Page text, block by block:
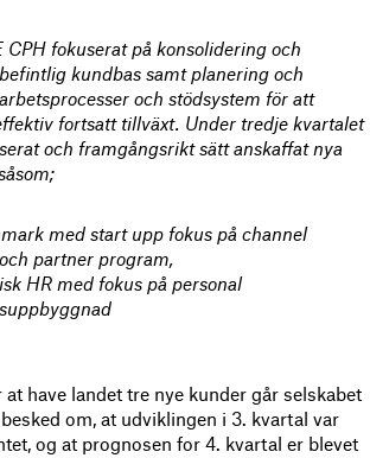
CPH fokuserat på konsolidering och
kundbas samt planering och
och stödsystem för att
fortsatt tillväxt. Under tredje kvartalet
och framgångsrikt sätt anskaffat nya
med start upp fokus på channel
partner program,
HR med fokus på personal
have landet tre nye kunder går selskabet
om, at udviklingen i 3. kvartal var
og at prognosen for 4. kvartal er blevet